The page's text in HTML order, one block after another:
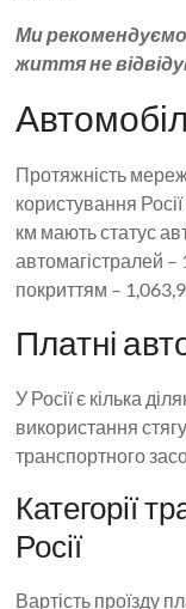
Ми рекомендуємо
життя не
Протяжність
користування
км мають статус
автомагістралей –
покриттям –
Платні
У Росії є кілька
використання
транспортного
Категорії
Росії
Вартість проїзду